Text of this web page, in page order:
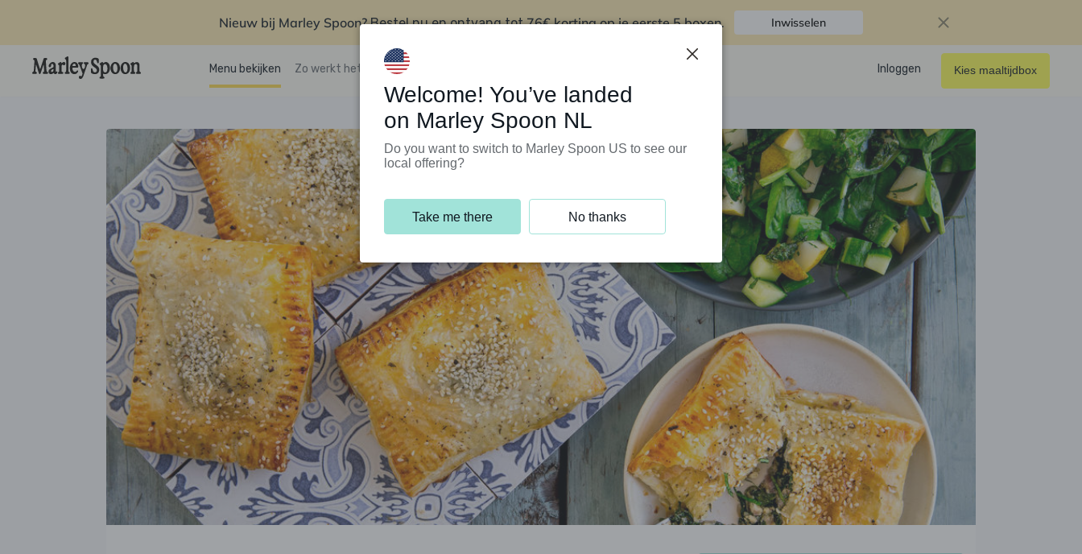
Nieuw bij Marley Spoon?Bestel nu en ontvang tot76€ korting op je eerste 5 boxen. Inwisselen
Menu bekijken Zo werkt het Klantenservice Inloggen Kies maaltijdbox
Welcome! You’ve landed
on Marley Spoon NL
Do you want to switch to Marley Spoon US to see our
local offering?
Take me there No thanks